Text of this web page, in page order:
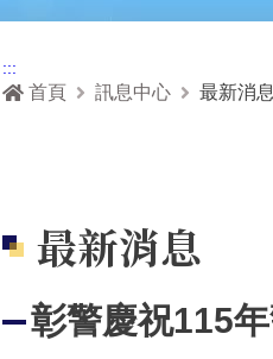
:::
首頁 訊息中心 最新消息
最新消息
彰警慶祝115